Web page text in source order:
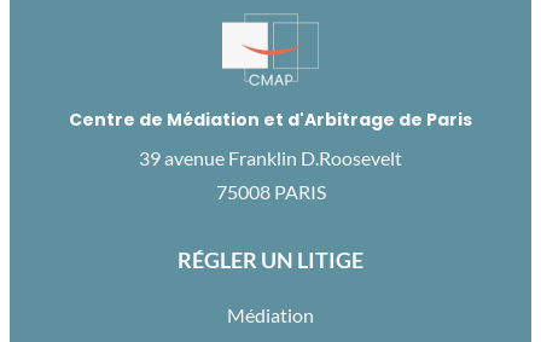
Centre de Médiation et d'Arbitrage de Paris
39 avenue Franklin D.Roosevelt
75008 PARIS
RÉGLER UN LITIGE
Médiation